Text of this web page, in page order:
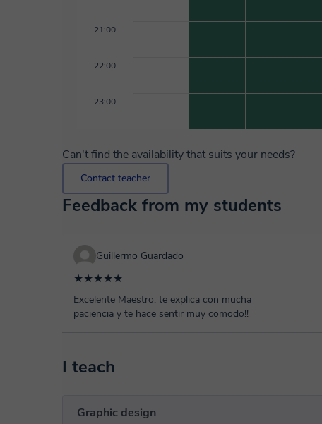
21:00
22:00
23:00
Can't find the availability that suits your needs?
Contact teacher
Feedback from my students
Guillermo Guardado
★★★★★
Excelente Maestro, te explica con mucha
paciencia y te hace sentir muy comodo!!
I teach
Graphic design